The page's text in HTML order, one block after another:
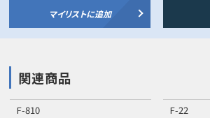
マイリストに追加
関連商品
F-810 F-22